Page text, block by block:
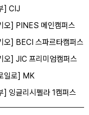
] CIJ
오] PINES 메인캠퍼스
오] BECI 스파르타캠퍼스
오] JIC 프리미엄캠퍼스
일로] MK
] 잉글리시펠라 1캠퍼스